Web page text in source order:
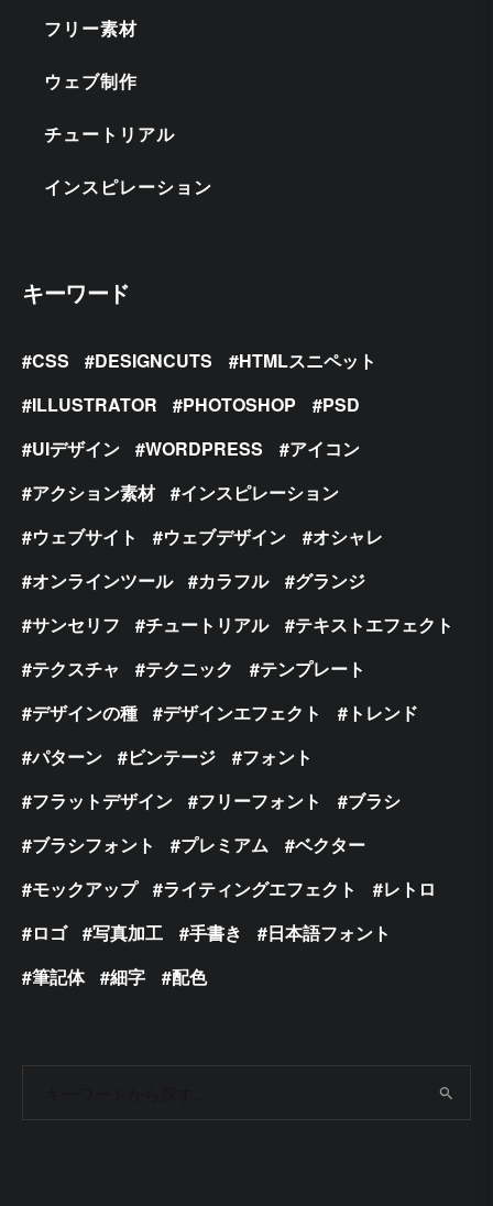
フリー素材
ウェブ制作
チュートリアル
インスピレーション
キーワード
CSS DESIGNCUTS
HTMLスニペット
ILLUSTRATOR
PHOTOSHOP
PSD
UIデザイン
WORDPRESS
アイコン
アクション素材
インスピレーション
ウェブサイト
ウェブデザイン
オシャレ
オンラインツール
カラフル
グランジ
サンセリフ
チュートリアル
テキストエフェクト
テクスチャ
テクニック
テンプレート
デザインの種
デザインエフェクト
トレンド
パターン
ビンテージ
フォント
フラットデザイン
フリーフォント
ブラシ
ブラシフォント
プレミアム
ベクター
モックアップ
ライティングエフェクト
レトロ
ロゴ
写真加工 手書き
日本語フォント
筆記体
細字 配色